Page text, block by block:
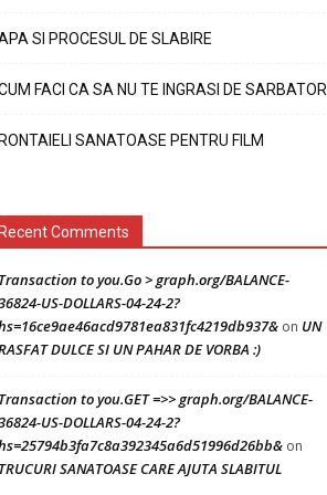
SI PROCESUL DE SLABIRE
FACI CA SA NU TE INGRASI DE SARBATORI
SANATOASE PENTRU FILM
Comments
to you.Go > graph.org/BALANCE-
US-DOLLARS-04-24-2?
on UN
DULCE SI UN PAHAR DE VORBA :)
to you.GET =>> graph.org/BALANCE-
US-DOLLARS-04-24-2?
on
SANATOASE CARE AJUTA SLABITUL